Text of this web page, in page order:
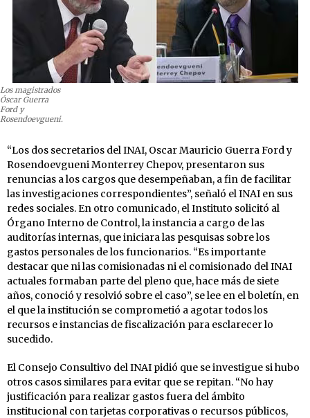
Los magistrados
Óscar Guerra
Ford y
Rosendoevgueni.
“Los dos secretarios del INAI, Oscar Mauricio Guerra Ford y
Rosendoevgueni Monterrey Chepov, presentaron sus
renuncias a los cargos que desempeñaban, a fin de facilitar
las investigaciones correspondientes”, señaló el INAI en sus
redes sociales. En otro comunicado, el Instituto solicitó al
Órgano Interno de Control, la instancia a cargo de las
auditorías internas, que iniciara las pesquisas sobre los
gastos personales de los funcionarios. “Es importante
destacar que ni las comisionadas ni el comisionado del INAI
actuales formaban parte del pleno que, hace más de siete
años, conoció y resolvió sobre el caso”, se lee en el boletín, en
el que la institución se comprometió a agotar todos los
recursos e instancias de fiscalización para esclarecer lo
sucedido.
El Consejo Consultivo del INAI pidió que se investigue si hubo
otros casos similares para evitar que se repitan. “No hay
justificación para realizar gastos fuera del ámbito
institucional con tarjetas corporativas o recursos públicos,